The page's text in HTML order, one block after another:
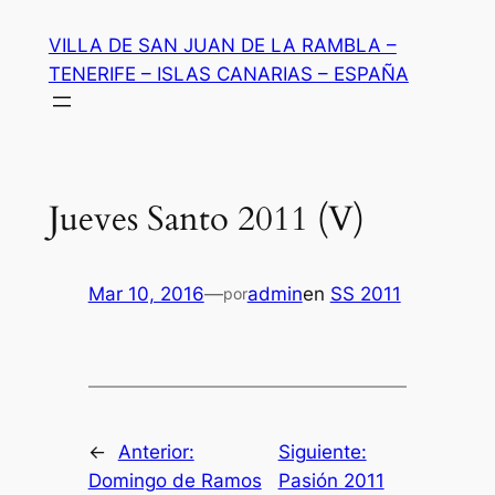
contenido
VILLA DE SAN JUAN DE LA RAMBLA –
TENERIFE – ISLAS CANARIAS – ESPAÑA
Jueves Santo 2011 (V)
Mar 10, 2016—poradminen SS 2011
←
Anterior:
Domingo de Ramos
Siguiente:
Pasión 2011